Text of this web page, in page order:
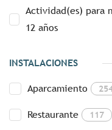
Actividad(es) para
12 años
INSTALACIONES
Aparcamiento
Restaurante 117